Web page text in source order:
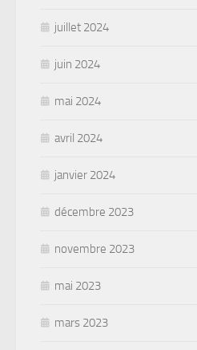
juillet 2024
juin 2024
mai 2024
avril 2024
janvier 2024
décembre 2023
novembre 2023
mai 2023
mars 2023